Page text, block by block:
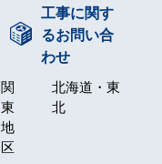
工事に関す
るお問い合
わせ
関
東
地
区
北海道・東
北